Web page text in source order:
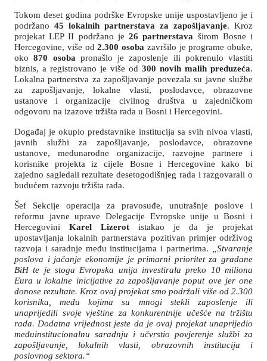
Tokom deset godina podrške Evropske unije uspostavljeno je i
podržano 45 lokalnih partnerstava za zapošljavanje. Kroz
projekat LEP II podržano je26 partnerstava širom Bosne i
Hercegovine, više od2.300 osoba završilo je programe obuke,
oko870 osoba pronašlo je zaposlenje ili pokrenulo vlastiti
biznis, a registrovano je više od 300 novih malih preduzeća.
Lokalna partnerstva za zapošljavanje povezala su javne službe
za zapošljavanje, lokalne vlasti, poslodavce, obrazovne
ustanove i organizacije civilnog društva u zajedničkom
odgovoru na izazove tržišta rada u Bosni i Hercegovini.
Događaj je okupio predstavnike institucija sa svih nivoa vlasti,
javnih službi za zapošljavanje, poslodavce, obrazovne
ustanove, međunarodne organizacije, razvojne partnere i
korisnike projekta iz cijele Bosne i Hercegovine kako bi
zajedno sagledali rezultate desetogodišnjeg rada i razgovarali o
budućem razvoju tržišta rada.
Šef Sekcije operacija za pravosuđe, unutrašnje poslove i
reformu javne uprave Delegacije Evropske unije u Bosni i
Hercegovini Karel Lizerot istakao je da je projekat
upostavljanja lokalnih partnerstava pozitivan primjer održivog
razvoja i saradnje među institucijama i partnerima.
„Stvaranje
poslova i jačanje ekonomije je primarni prioritet za građane
BiH te je stoga Evropska unija investirala preko 10 miliona
Eura u lokalne inicijative za zapošljavanje poput ove jer one
donose rezultate. Kroz ovaj projekat smo podržali više od 2.300
korisnika, među kojima su mnogi stekli zaposlenje ili
unaprijedili svoje vještine za konkurentnije učešće na tržištu
rada. Dodatna vrijednost jeste da je ovaj projekat unaprijedio
međuinstitucionalnu saradnju i učvrstio povjerenje službi za
zapošljavanje, lokalnih vlasti, obrazovnih institucija i
poslovnog sektora.“